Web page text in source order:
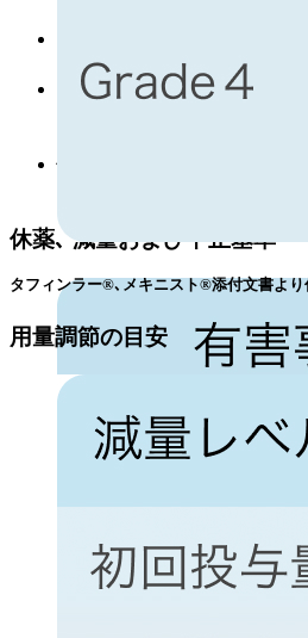
タフィンラー®､メキニスト®添付文書より
用量調節の目安
開する.
38.0℃未満の発熱または悪寒
休薬､ 減量および中止基準